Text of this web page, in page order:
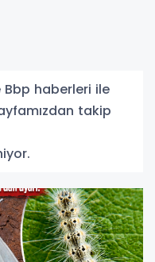
haberleri ile
takip